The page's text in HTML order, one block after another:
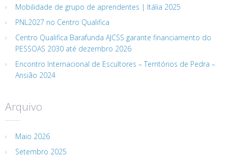
Mobilidade de grupo de aprendentes | Itália 2025
PNL2027 no Centro Qualifica
Centro Qualifica Barafunda AJCSS garante financiamento do
PESSOAS 2030 até dezembro 2026
Encontro Internacional de Escultores – Territórios de Pedra –
Ansião 2024
Arquivo
Maio 2026
Setembro 2025